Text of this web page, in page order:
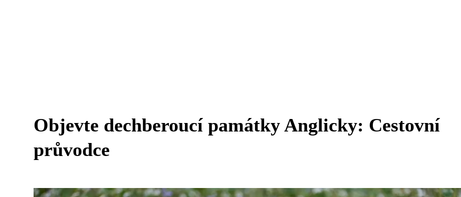
Objevte dechberoucí památky Anglicky: Cestovní
průvodce